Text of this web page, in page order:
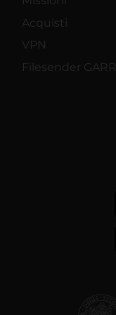
Acquisti
VPN
Filesender GARR